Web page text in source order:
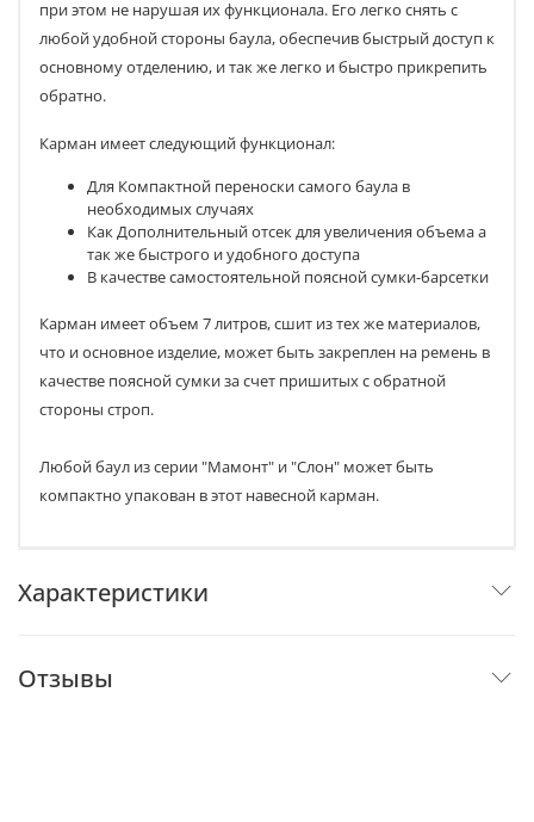
при этом не нарушая их функционала. Его легко снять с
любой удобной стороны баула, обеспечив быстрый доступ к
основному отделению, и так же легко и быстро прикрепить
обратно.
Карман имеет следующий функционал:
Для Компактной переноски самого баула в
необходимых случаях
Как Дополнительный отсек для увеличения объема а
так же быстрого и удобного доступа
В качестве самостоятельной поясной сумки-барсетки
Карман имеет объем 7 литров, сшит из тех же материалов,
что и основное изделие, может быть закреплен на ремень в
качестве поясной сумки за счет пришитых с обратной
стороны строп.
Любой баул из серии "Мамонт" и "Слон" может быть
компактно упакован в этот навесной карман.
Характеристики
Отзывы